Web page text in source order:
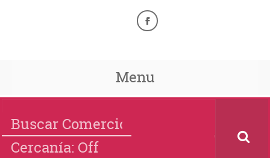
Menu
Cercanía: Off